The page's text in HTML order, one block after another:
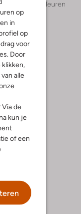
op
in
op
voor
Door
klikken,
alle
Via de
kun je
of een
+ meer kleuren